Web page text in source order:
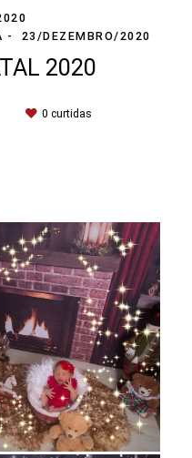
23/DEZEMBRO/2020
2020
0 curtidas